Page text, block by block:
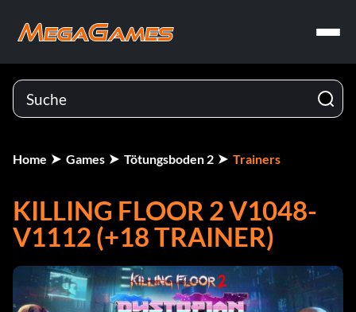
Home Games Tötungsboden 2 Trainers
KILLING FLOOR 2 V1048-
V1112 (+18 TRAINER)